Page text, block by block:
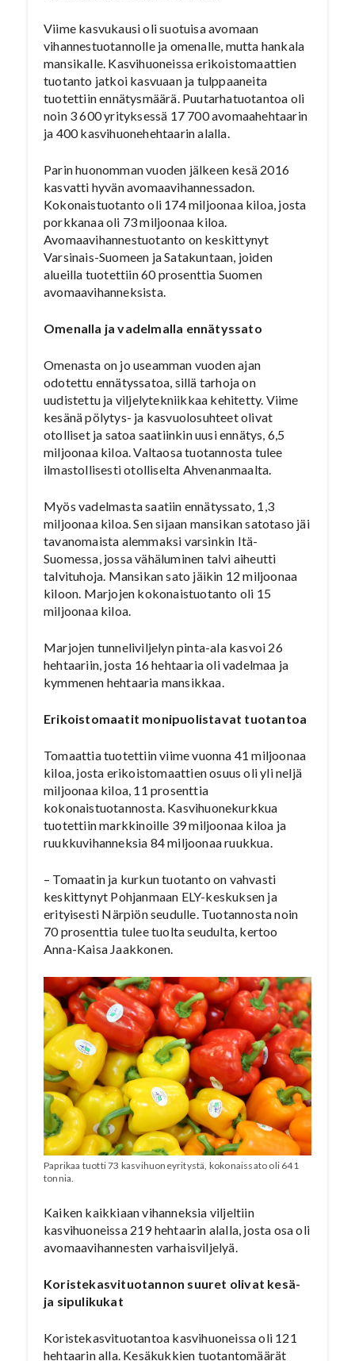
Viime kasvukausi oli suotuisa avomaan
vihannestuotannolle ja omenalle, mutta hankala
mansikalle. Kasvihuoneissa erikoistomaattien
tuotanto jatkoi kasvuaan ja tulppaaneita
tuotettiin ennätysmäärä. Puutarhatuotantoa oli
noin 3 600 yrityksessä 17 700 avomaahehtaarin
ja 400 kasvihuonehehtaarin alalla.
Parin huonomman vuoden jälkeen kesä 2016
kasvatti hyvän avomaavihannessadon.
Kokonaistuotanto oli 174 miljoonaa kiloa, josta
porkkanaa oli 73 miljoonaa kiloa.
Avomaavihannestuotanto on keskittynyt
Varsinais-Suomeen ja Satakuntaan, joiden
alueilla tuotettiin 60 prosenttia Suomen
avomaavihanneksista.
Omenalla ja vadelmalla ennätyssato
Omenasta on jo useamman vuoden ajan
odotettu ennätyssatoa, sillä tarhoja on
uudistettu ja viljelytekniikkaa kehitetty. Viime
kesänä pölytys- ja kasvuolosuhteet olivat
otolliset ja satoa saatiinkin uusi ennätys, 6,5
miljoonaa kiloa. Valtaosa tuotannosta tulee
ilmastollisesti otolliselta Ahvenanmaalta.
Myös vadelmasta saatiin ennätyssato, 1,3
miljoonaa kiloa. Sen sijaan mansikan satotaso jäi
tavanomaista alemmaksi varsinkin Itä-
Suomessa, jossa vähäluminen talvi aiheutti
talvituhoja. Mansikan sato jäikin 12 miljoonaa
kiloon. Marjojen kokonaistuotanto oli 15
miljoonaa kiloa.
Marjojen tunneliviljelyn pinta-ala kasvoi 26
hehtaariin, josta 16 hehtaaria oli vadelmaa ja
kymmenen hehtaaria mansikkaa.
Erikoistomaatit monipuolistavat tuotantoa
Tomaattia tuotettiin viime vuonna 41 miljoonaa
kiloa, josta erikoistomaattien osuus oli yli neljä
miljoonaa kiloa, 11 prosenttia
kokonaistuotannosta. Kasvihuonekurkkua
tuotettiin markkinoille 39 miljoonaa kiloa ja
ruukkuvihanneksia 84 miljoonaa ruukkua.
– Tomaatin ja kurkun tuotanto on vahvasti
keskittynyt Pohjanmaan ELY-keskuksen ja
erityisesti Närpiön seudulle. Tuotannosta noin
70 prosenttia tulee tuolta seudulta, kertoo
Anna-Kaisa Jaakkonen.
Paprikaa tuotti 73 kasvihuoneyritystä, kokonaissato oli 641
tonnia.
Kaiken kaikkiaan vihanneksia viljeltiin
kasvihuoneissa 219 hehtaarin alalla, josta osa oli
avomaavihannesten varhaisviljelyä.
Koristekasvituotannon suuret olivat kesä-
ja sipulikukat
Koristekasvituotantoa kasvihuoneissa oli 121
hehtaarin alla. Kesäkukkien tuotantomäärät